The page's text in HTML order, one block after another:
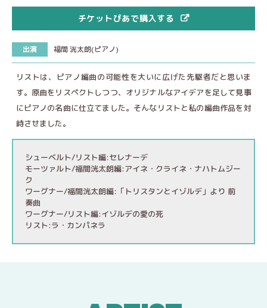
チケットぴあで購入する
出演 福間 洸太朗(ピアノ)
リストは、ピアノ編曲の可能性を大いに広げた先駆者だと思いま
す。原曲をリスペクトしつつ、オリジナルなアイデアを足して見事
にピアノの名曲に仕立てました。そんなリストと私の編曲作品を対
峙させました。
シューベルト/リスト編:セレナーデ
モーツァルト/福間洸太朗編:アイネ・クライネ・ナハトムジー
ク
ワーグナー/福間洸太朗編:「トリスタンとイゾルデ」より 前
奏曲
ワーグナー/リスト編:イゾルデの愛の死
リスト:ラ・カンパネラ